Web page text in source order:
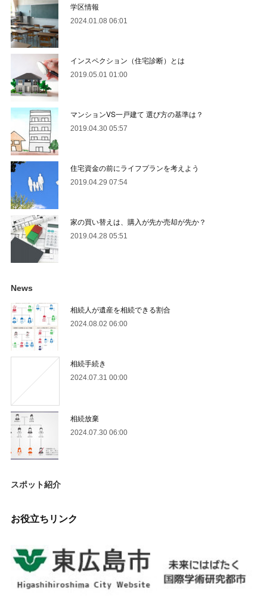
学区情報
2024.01.08 06:01
インスペクション（住宅診断）とは
2019.05.01 01:00
マンションVS一戸建て 選び方の基準は？
2019.04.30 05:57
住宅資金の前にライフプランを考えよう
2019.04.29 07:54
家の買い替えは、購入が先か売却が先か？
2019.04.28 05:51
News
相続人が遺産を相続できる割合
2024.08.02 06:00
相続手続き
2024.07.31 00:00
相続放棄
2024.07.30 06:00
スポット紹介
お役立ちリンク